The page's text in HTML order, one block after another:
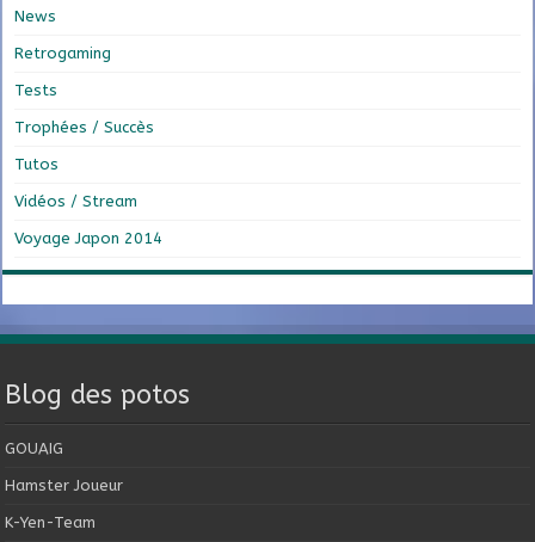
News
Retrogaming
Tests
Trophées / Succès
Tutos
Vidéos / Stream
Voyage Japon 2014
Blog des potos
GOUAIG
Hamster Joueur
K-Yen-Team